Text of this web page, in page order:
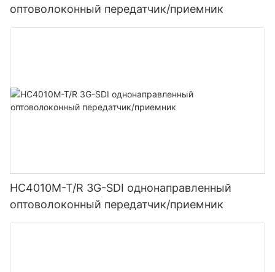
оптоволоконный передатчик/приемник
HC4010M-T/R 3G-SDI однонаправленный
оптоволоконный передатчик/приемник